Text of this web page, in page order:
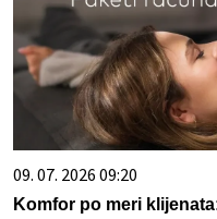
09. 07. 2026 09:20
Komfor po meri